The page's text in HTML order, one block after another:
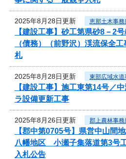
2025年8月28日更新 恵那土木事務
【建設工事】砂工第県砂8－2
（債務）（前野沢）渓流保全
札
2025年8月28日更新 東部広域水道
【建設工事】施工東第14号／
ラ設備更新工事
2025年8月26日更新 郡上農林事務
【郡中第0705号】県営中山間
八幡地区 小瀬子集落道第3号
入札公告